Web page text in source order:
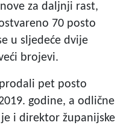
za daljnji rast,
70 posto
u sljedeće dvije
brojevi.
pet posto
godine, a odlične
i direktor županijske